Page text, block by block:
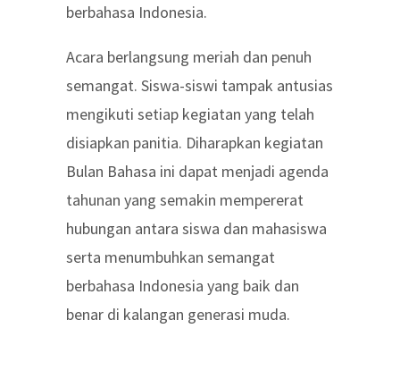
berbahasa Indonesia.
Acara berlangsung meriah dan penuh
semangat. Siswa-siswi tampak antusias
mengikuti setiap kegiatan yang telah
disiapkan panitia. Diharapkan kegiatan
Bulan Bahasa ini dapat menjadi agenda
tahunan yang semakin mempererat
hubungan antara siswa dan mahasiswa
serta menumbuhkan semangat
berbahasa Indonesia yang baik dan
benar di kalangan generasi muda.